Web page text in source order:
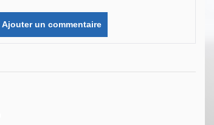
Ajouter un commentaire